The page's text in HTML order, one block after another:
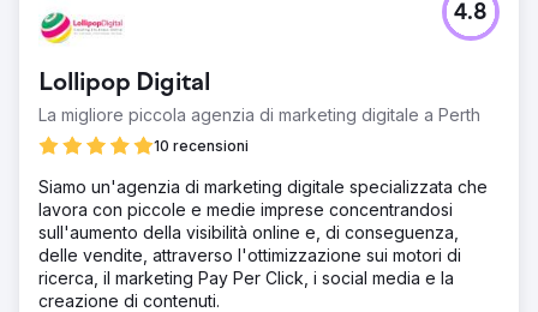
Risultato
La nuova piattaforma di eCommerce ha migliorato
significativamente l'esperienza utente, con un
conseguente aumento del 35% nei tassi di conversione e
una riduzione del 25% nell'abbandono del carrello. La
strategia SEO avanzata ha portato a un aumento del 50%
nel traffico organico, rendendo il cliente più competitivo
sul mercato. Nel complesso, la soluzione ha guidato una
crescita sostanziale, consolidando la posizione del
cliente come leader nel settore del patio fai da te.
Vai alla pagina agenzia
Lollipop Digital
La migliore piccola agenzia di marketing digitale a Perth
10 recensioni
4.8
Siamo un'agenzia di marketing digitale specializzata che
lavora con piccole e medie imprese concentrandosi
sull'aumento della visibilità online e, di conseguenza,
delle vendite, attraverso l'ottimizzazione sui motori di
ricerca, il marketing Pay Per Click, i social media e la
creazione di contenuti.